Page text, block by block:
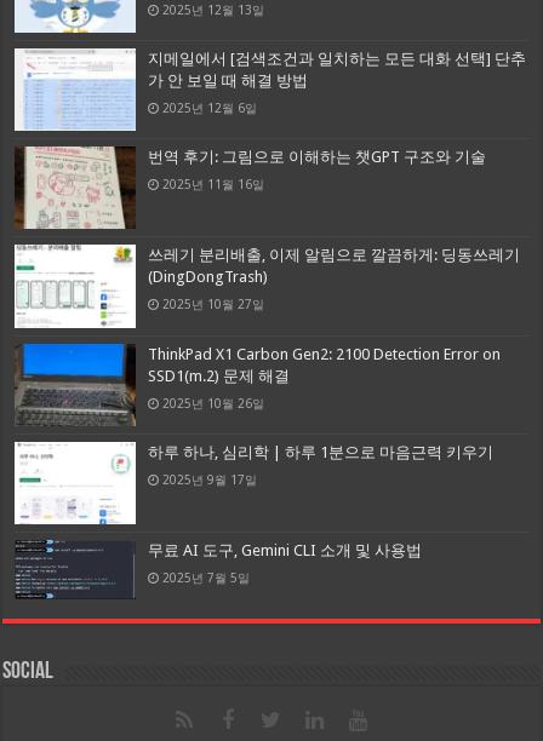
2025년 12월 13일
지메일에서 [검색조건과 일치하는 모든 대화 선택] 단추
가 안 보일 때 해결 방법
2025년 12월 6일
번역 후기: 그림으로 이해하는 챗GPT 구조와 기술
2025년 11월 16일
쓰레기 분리배출, 이제 알림으로 깔끔하게: 딩동쓰레기
(DingDongTrash)
2025년 10월 27일
ThinkPad X1 Carbon Gen2: 2100 Detection Error on
SSD1(m.2) 문제 해결
2025년 10월 26일
하루 하나, 심리학 | 하루 1분으로 마음근력 키우기
2025년 9월 17일
무료 AI 도구, Gemini CLI 소개 및 사용법
2025년 7월 5일
Social